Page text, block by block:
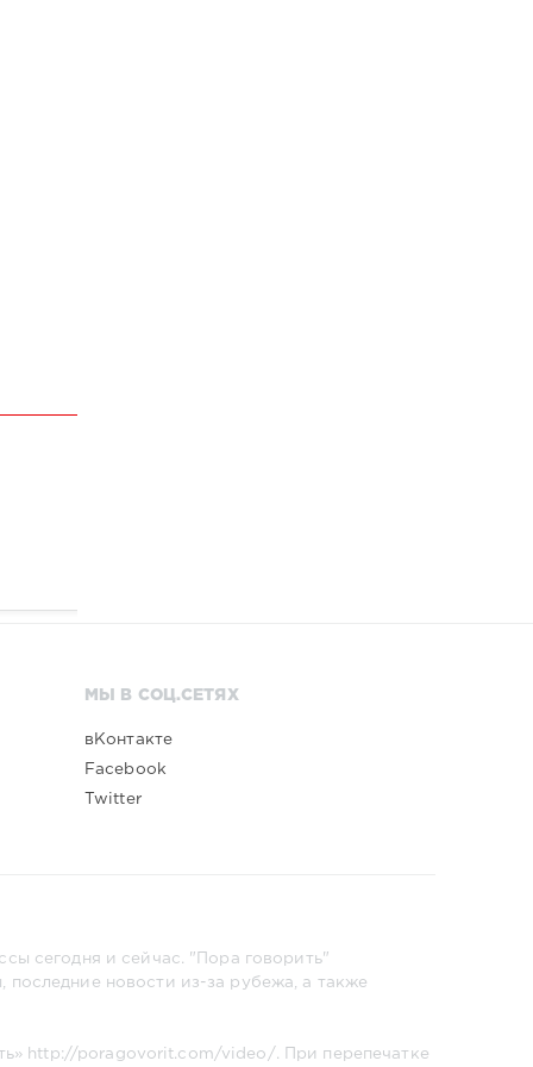
МЫ В СОЦ.СЕТЯХ
вКонтакте
Facebook
Twitter
сегодня и сейчас. "Пора говорить"
новости из-за рубежа, а также
http://poragovorit.com/video/ . При перепечатке